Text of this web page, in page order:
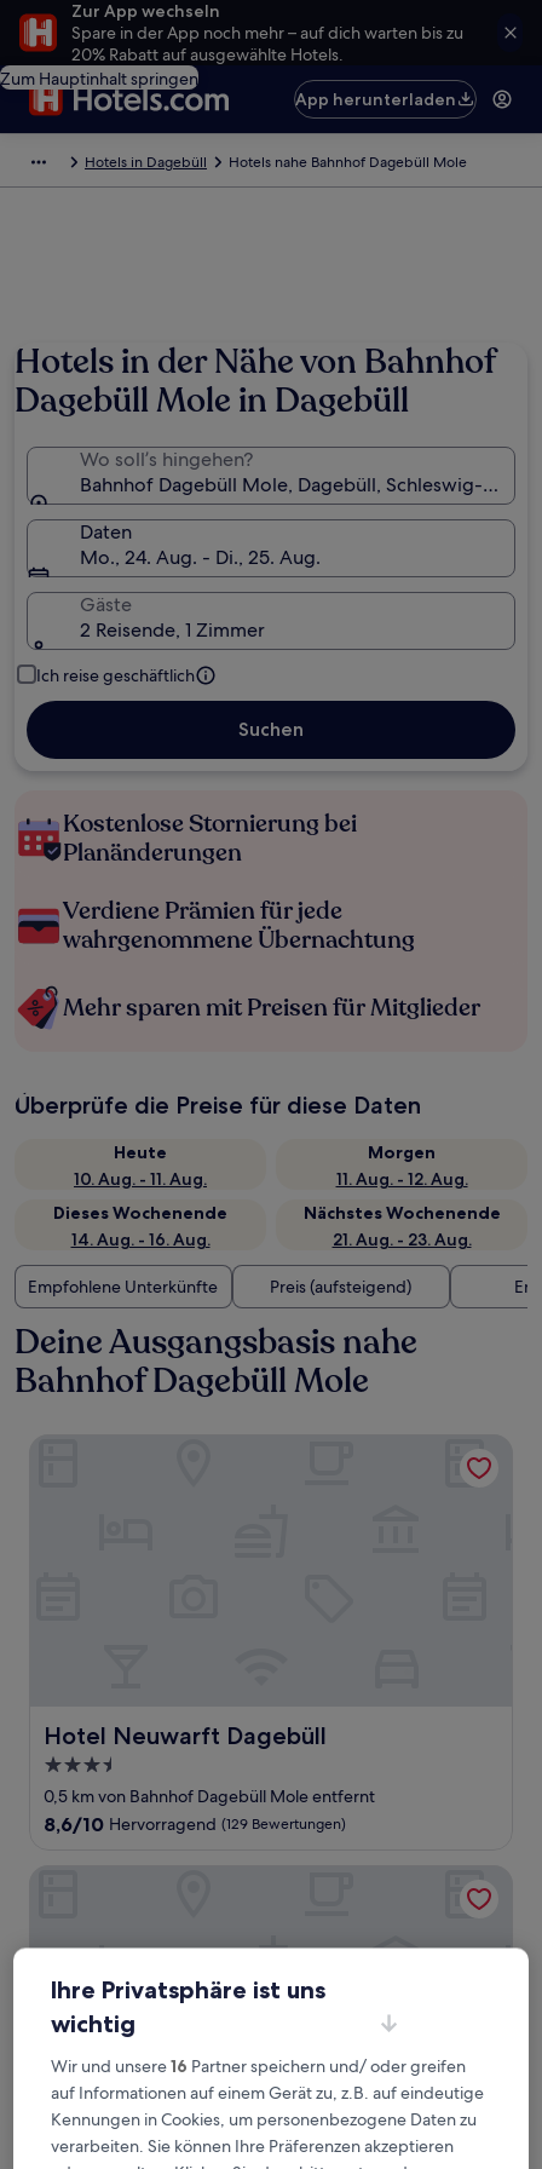
Zur App wechseln
Spare in der App noch mehr – auf dich warten bis zu
20% Rabatt auf ausgewählte Hotels.
Zum Hauptinhalt springen
App herunterladen
Hotels in Dagebüll Hotels nahe Bahnhof Dagebüll Mole
Hotels in der Nähe von Bahnhof
Dagebüll Mole in Dagebüll
Wo soll’s hingehen?
Bahnhof Dagebüll Mole, Dagebüll, Schleswig-
Daten
Mo., 24. Aug. - Di., 25. Aug.
Gäste
2 Reisende, 1 Zimmer
Ich reise geschäftlich
Suchen
Kostenlose Stornierung bei
Planänderungen
Verdiene Prämien für jede
wahrgenommene Übernachtung
Mehr sparen mit Preisen für Mitglieder
Überprüfe die Preise für diese Daten
Heute
10. Aug. - 11. Aug.
Morgen
11. Aug. - 12. Aug.
Dieses Wochenende
14. Aug. - 16. Aug.
Nächstes Wochenende
21. Aug. - 23. Aug.
Empfohlene Unterkünfte Preis (aufsteigend)
Deine Ausgangsbasis nahe
Bahnhof Dagebüll Mole
Hotel Neuwarft Dagebüll
Hotel Neuwarft Dagebüll
3.5-
Sterne-
Unterkunft
0,5 km von Bahnhof Dagebüll Mole entfernt
8.6
10,
8,6/10 Hervorragend (129 Bewertungen)
Eichhorns Hotel-Restaurant
Ihre Privatsphäre ist uns
wichtig
Wir und unsere16 Partner speichern und/ oder greifen
auf Informationen auf einem Gerät zu, z.B. auf eindeutige
Kennungen in Cookies, um personenbezogene Daten zu
verarbeiten. Sie können Ihre Präferenzen akzeptieren